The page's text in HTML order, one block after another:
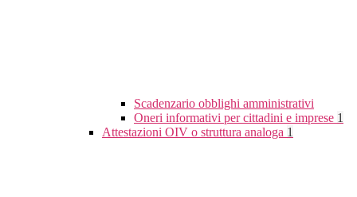
Scadenzario obblighi amministrativi
Oneri informativi per cittadini e imprese 1
Attestazioni OIV o struttura analoga 1